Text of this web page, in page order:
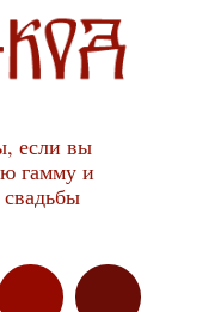
если вы
гамму и